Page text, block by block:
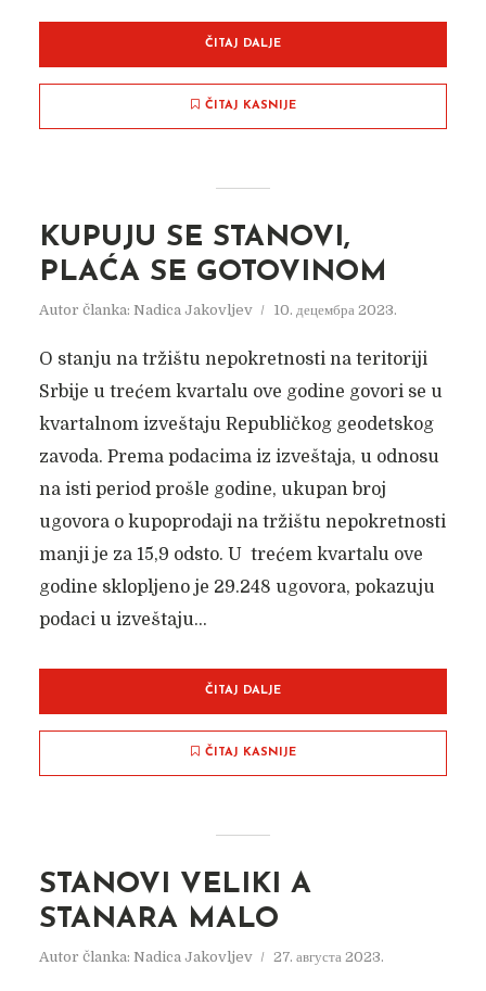
ČITAJ DALJE
ČITAJ KASNIJE
KUPUJU SE STANOVI,
PLAĆA SE GOTOVINOM
Autor članka: Nadica Jakovljev 10. децембра 2023.
O stanju na tržištu nepokretnosti na teritoriji
Srbije u trećem kvartalu ove godine govori se u
kvartalnom izveštaju Republičkog geodetskog
zavoda. Prema podacima iz izveštaja, u odnosu
na isti period prošle godine, ukupan broj
ugovora o kupoprodaji na tržištu nepokretnosti
manji je za 15,9 odsto. U trećem kvartalu ove
godine sklopljeno je 29.248 ugovora, pokazuju
podaci u izveštaju...
ČITAJ DALJE
ČITAJ KASNIJE
STANOVI VELIKI A
STANARA MALO
Autor članka: Nadica Jakovljev 27. августа 2023.